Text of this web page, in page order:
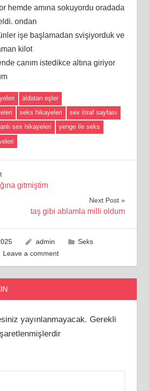
hemde amına sokuyordu oradada
ondan
işe başlamadan svişiyorduk ve
kilot
canım istedikce altına giriyor
aldatan eşler
seks hikayeleri
sex itiraf sayfası
sex hikayeleri
yenge ile seks
gitmiştim
Next Post
taş gibi ablamla milli oldum
admin
Seks
Leave a comment
yayınlanmayacak. Gerekli